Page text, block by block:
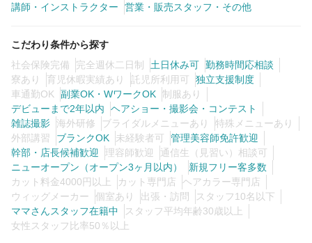
講師・インストラクター
営業・販売スタッフ・その他
こだわり条件から探す
社会保険完備
完全週休二日制 土日休み可 勤務時間応相談
寮あり
育児休暇実績あり 託児所利用可
独立支援制度
車通勤OK
副業OK・WワークOK 制服あり
デビューまで2年以内
ヘアショー・撮影会・コンテスト
雑誌撮影 海外研修 ブライダルメニューあり
特殊メニューあり
外部講習
ブランクOK 未経験者可
管理美容師免許歓迎
幹部・店長候補歓迎
理容師歓迎
通信生（見習い）相談可
ニューオープン（オープン3ヶ月以内）
新規フリー客多数
カット料金4000円以上
カット専門店
ヘアカラー専門店
ウィッグメーカー
個室あり 出張・訪問
スタッフ10名以下
ママさんスタッフ在籍中
スタッフ平均年齢30歳以上
女性スタッフ比率50％以上